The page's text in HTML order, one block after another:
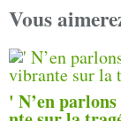
Vous
' N’en